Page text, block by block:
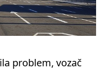
problem, vozač